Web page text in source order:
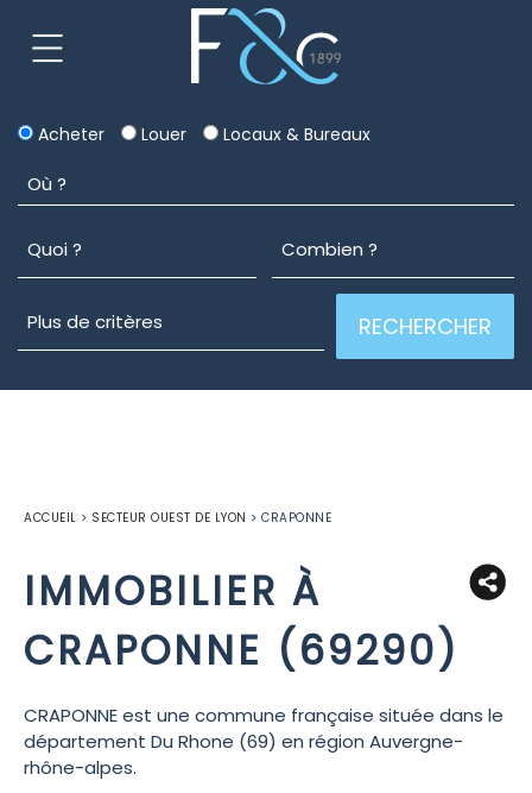
Acheter Louer Locaux & Bureaux
ACCUEIL > SECTEUR OUEST DE LYON > CRAPONNE
IMMOBILIER À
CRAPONNE (69290)
CRAPONNE est une commune française située dans le
département Du Rhone (69) en région Auvergne-
rhône-alpes.